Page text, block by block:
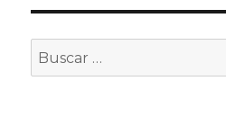
Buscar
por: